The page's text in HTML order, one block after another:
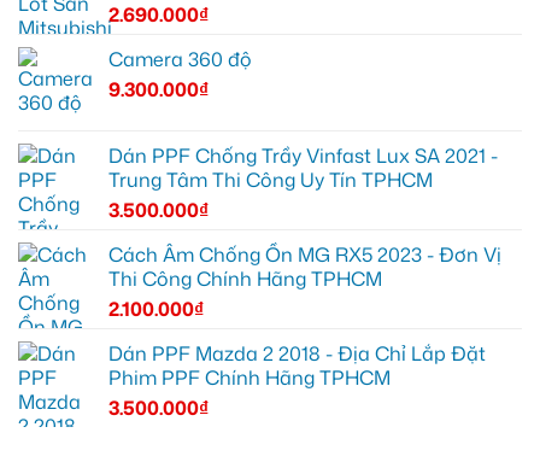
2.690.000₫
Camera 360 độ
9.300.000₫
Dán PPF Chống Trầy Vinfast Lux SA 2021 -
Trung Tâm Thi Công Uy Tín TPHCM
3.500.000₫
Cách Âm Chống Ồn MG RX5 2023 - Đơn Vị
Thi Công Chính Hãng TPHCM
2.100.000₫
Dán PPF Mazda 2 2018 - Địa Chỉ Lắp Đặt
Phim PPF Chính Hãng TPHCM
3.500.000₫